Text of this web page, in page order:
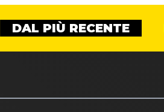
DAL PIÙ RECENTE